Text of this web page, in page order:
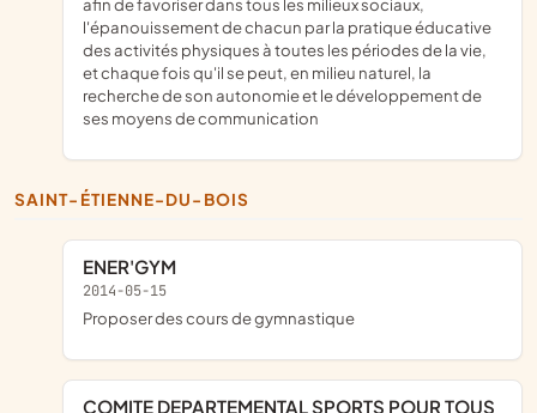
afin de favoriser dans tous les milieux sociaux,
l'épanouissement de chacun par la pratique éducative
des activités physiques à toutes les périodes de la vie,
et chaque fois qu'il se peut, en milieu naturel, la
recherche de son autonomie et le développement de
ses moyens de communication
SAINT-ÉTIENNE-DU-BOIS
ENER'GYM
2014-05-15
proposer des cours de gymnastique
COMITE DEPARTEMENTAL SPORTS POUR TOUS